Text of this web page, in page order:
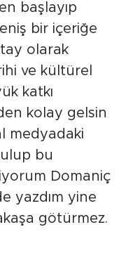
başlayıp
bir içeriğe
olarak
ve kültürel
katkı
kolay gelsin
medyadaki
bu
Domaniç
yazdım yine
götürmez.